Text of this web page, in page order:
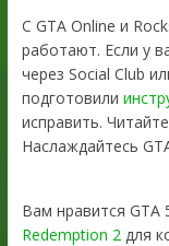
С GTA Online и
работают. Если у
через Social Club
подготовили
исправить.
Наслаждайтесь
Вам нравится GTA
Redemption 2 для